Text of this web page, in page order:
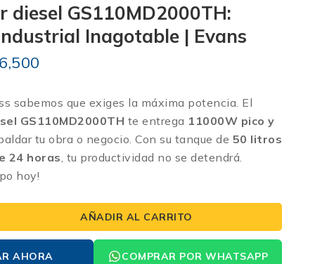
diesel GS110MD2000TH:
Inagotable | Evans
sabemos que exiges la máxima potencia. El
GS110MD2000TH te entrega 11000W pico y
tu obra o negocio. Con su tanque de 50 litros
24 horas , tu productividad no se detendrá.
hoy!
AÑADIR AL CARRITO
AHORA COMPRAR POR WHATSAPP